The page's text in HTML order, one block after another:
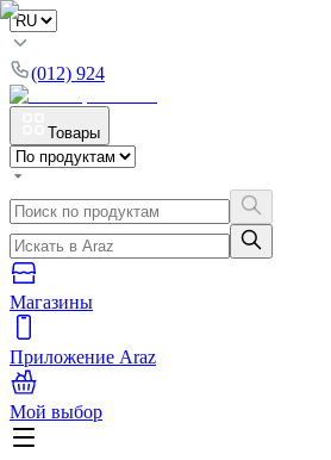
(012) 924
Товары
Магазины
Приложение Araz
Мой выбор